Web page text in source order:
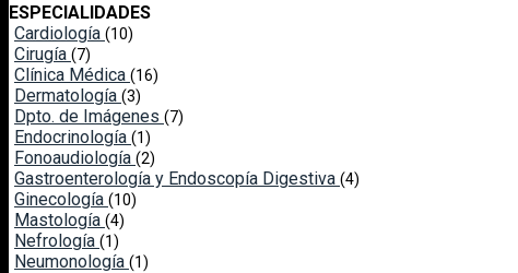
ESPECIALIDADES
Cardiología (10)
Cirugía (7)
Clínica Médica (16)
Dermatología (3)
Dpto. de Imágenes (7)
Endocrinología (1)
Fonoaudiología (2)
Gastroenterología y Endoscopía Digestiva (4)
Ginecología (10)
Mastología (4)
Nefrología (1)
Neumonología (1)